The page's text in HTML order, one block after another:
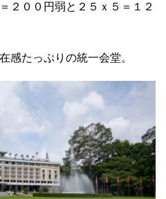
２００円弱と２５ｘ５＝１２
感たっぷりの統一会堂。